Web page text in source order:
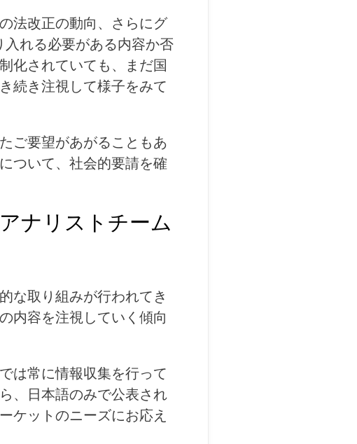
法改正の動向、さらにグ
れる必要がある内容か否
化されていても、まだ国
続き注視して様子をみて
ご要望があがることもあ
ついて、社会的要請を確
ナリストチーム
な取り組みが行われてき
内容を注視していく傾向
は常に情報収集を行って
、日本語のみで公表され
ケットのニーズにお応え